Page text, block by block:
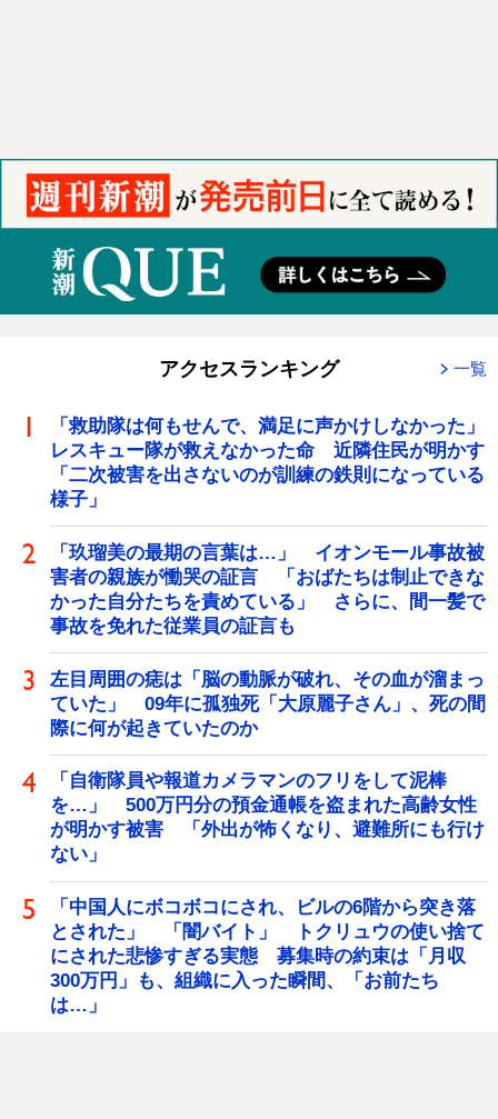
アクセスランキング 一覧
「救助隊は何もせんで、満足に声かけしなかった」
レスキュー隊が救えなかった命 近隣住民が明かす
「二次被害を出さないのが訓練の鉄則になっている
様子」
「玖瑠美の最期の言葉は…」 イオンモール事故被
害者の親族が慟哭の証言 「おばたちは制止できな
かった自分たちを責めている」 さらに、間一髪で
事故を免れた従業員の証言も
左目周囲の痣は「脳の動脈が破れ、その血が溜まっ
ていた」 09年に孤独死「大原麗子さん」、死の間
際に何が起きていたのか
「自衛隊員や報道カメラマンのフリをして泥棒
を…」 500万円分の預金通帳を盗まれた高齢女性
が明かす被害 「外出が怖くなり、避難所にも行け
ない」
「中国人にボコボコにされ、ビルの6階から突き落
とされた」 「闇バイト」 トクリュウの使い捨て
にされた悲惨すぎる実態 募集時の約束は「月収
300万円」も、組織に入った瞬間、「お前たち
は…」